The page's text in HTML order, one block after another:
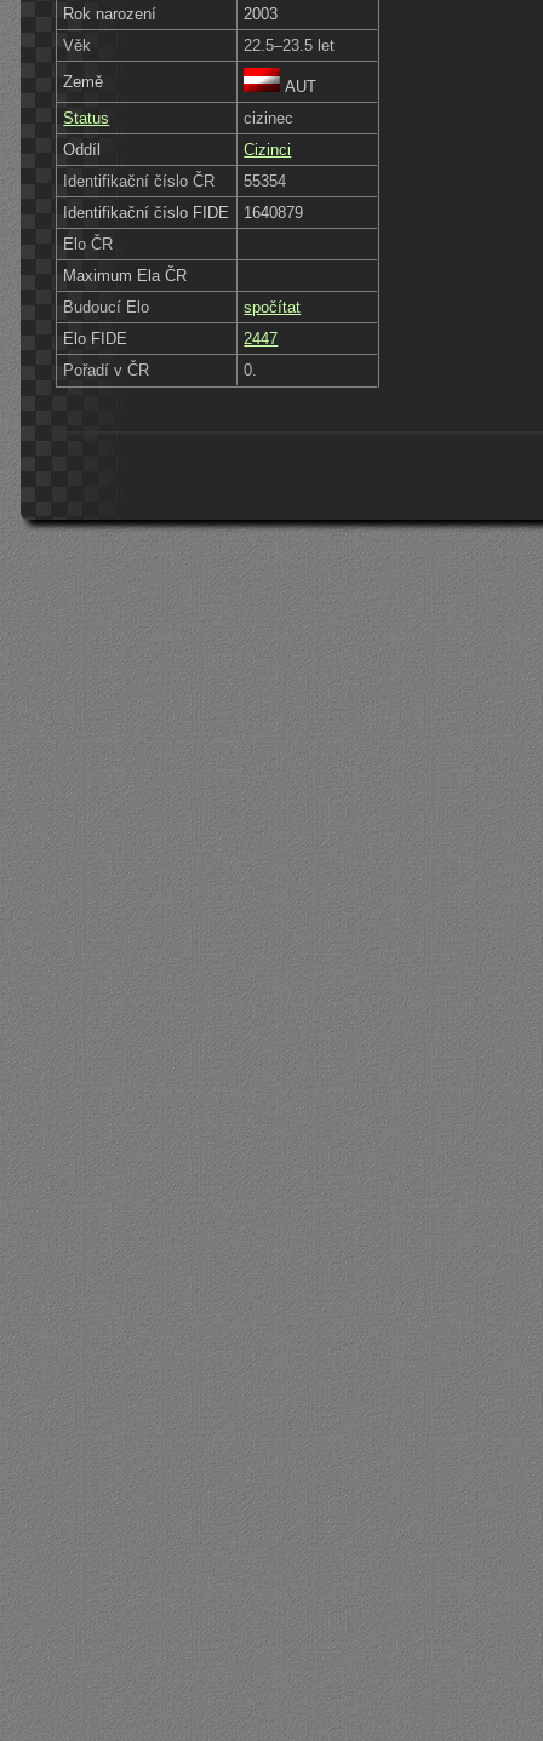
Rok narození
2003
Věk
22.5–23.5 let
Země
AUT
Status
cizinec
Oddíl
Cizinci
Identifikační číslo ČR
55354
Identifikační číslo FIDE
1640879
Elo ČR
Maximum Ela ČR
Budoucí Elo
spočítat
Elo FIDE
2447
Pořadí v ČR
0.